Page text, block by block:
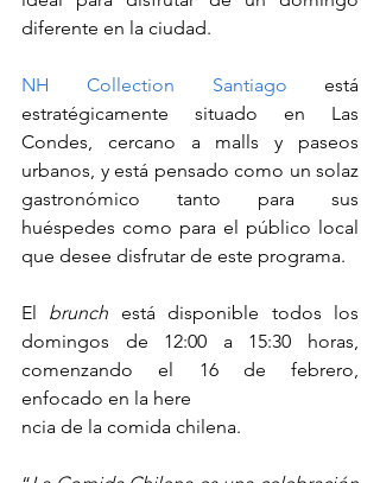
diferente en la ciudad.
NH Collection Santiago está
estratégicamente situado en Las
Condes, cercano a malls y paseos
urbanos, y está pensado como un solaz
gastronómico tanto para sus
huéspedes como para el público local
que desee disfrutar de este programa.
El brunch está disponible todos los
domingos de 12:00 a 15:30 horas,
comenzando el 16 de febrero,
enfocado en la here
ncia de la comida chilena.